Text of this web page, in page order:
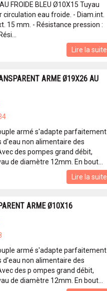
FROIDE BLEU Ø10X15 Tuyau
circulation eau froide. - Diam.int.
15 mm. - Résistance pression :
Lire la suite
ARME Ø19X26 AU
armé s'adapte parfaitement
d'eau non alimentaire des
des pompes grand débit,
de diamètre 12mm. En bout...
Lire la suite
ARME Ø10X16
armé s'adapte parfaitement
d'eau non alimentaire des
des p ompes grand débit,
de diamètre 12mm. En bout...